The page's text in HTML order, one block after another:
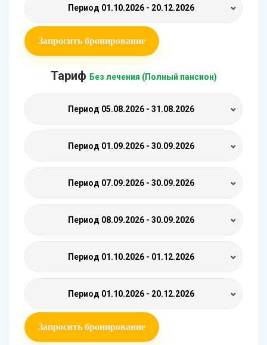
Период 01.10.2026 - 20.12.2026
Запросить бронирование
Тариф Без лечения (Полный пансион)
Период 05.08.2026 - 31.08.2026
Период 01.09.2026 - 30.09.2026
Период 07.09.2026 - 30.09.2026
Период 08.09.2026 - 30.09.2026
Период 01.10.2026 - 01.12.2026
Период 01.10.2026 - 20.12.2026
Запросить бронирование